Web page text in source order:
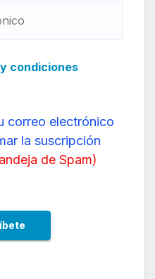
condiciones
correo electrónico
la suscripción
de Spam)